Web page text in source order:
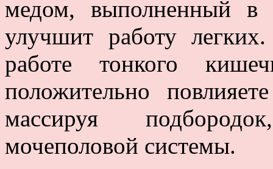
медом, выполненный в
улучшит работу
работе тонкого
положительно
массируя
мочеполовой системы.